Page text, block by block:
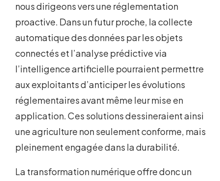
nous dirigeons vers une réglementation
proactive. Dans un futur proche, la collecte
automatique des données par les objets
connectés et l’analyse prédictive via
l’intelligence artificielle pourraient permettre
aux exploitants d’anticiper les évolutions
réglementaires avant même leur mise en
application. Ces solutions dessineraient ainsi
une agriculture non seulement conforme, mais
pleinement engagée dans la durabilité.
La transformation numérique offre donc un